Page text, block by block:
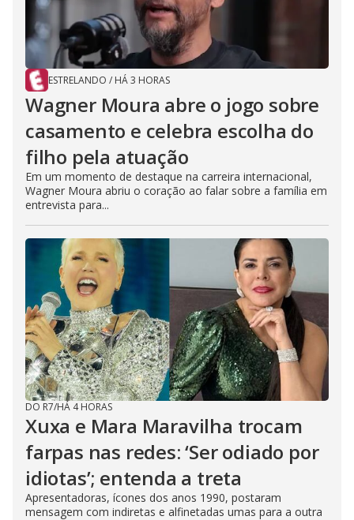
ESTRELANDO / HÁ 3 HORAS
Wagner Moura abre o jogo sobre
casamento e celebra escolha do
filho pela atuação
Em um momento de destaque na carreira internacional,
Wagner Moura abriu o coração ao falar sobre a família em
entrevista para...
DO R7/HÁ 4 HORAS
Xuxa e Mara Maravilha trocam
farpas nas redes: ‘Ser odiado por
idiotas’; entenda a treta
Apresentadoras, ícones dos anos 1990, postaram
mensagem com indiretas e alfinetadas umas para a outra